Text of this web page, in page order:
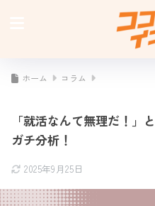
ホーム コラム
「就活なんて無理だ！」
ガチ分析！
2025年9月25日